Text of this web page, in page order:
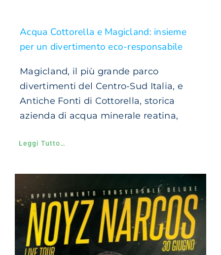
Acqua Cottorella e Magicland: insieme
per un divertimento eco-responsabile
Magicland, il più grande parco
divertimenti del Centro-Sud Italia, e
Antiche Fonti di Cottorella, storica
azienda di acqua minerale reatina,
Leggi Tutto…